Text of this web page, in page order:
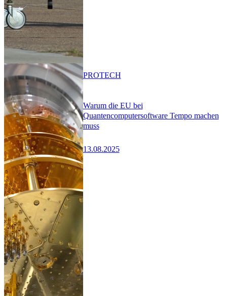
Warum die EU bei
Quantencomputersoftware Tempo machen
muss
13.08.2025
PROTECH